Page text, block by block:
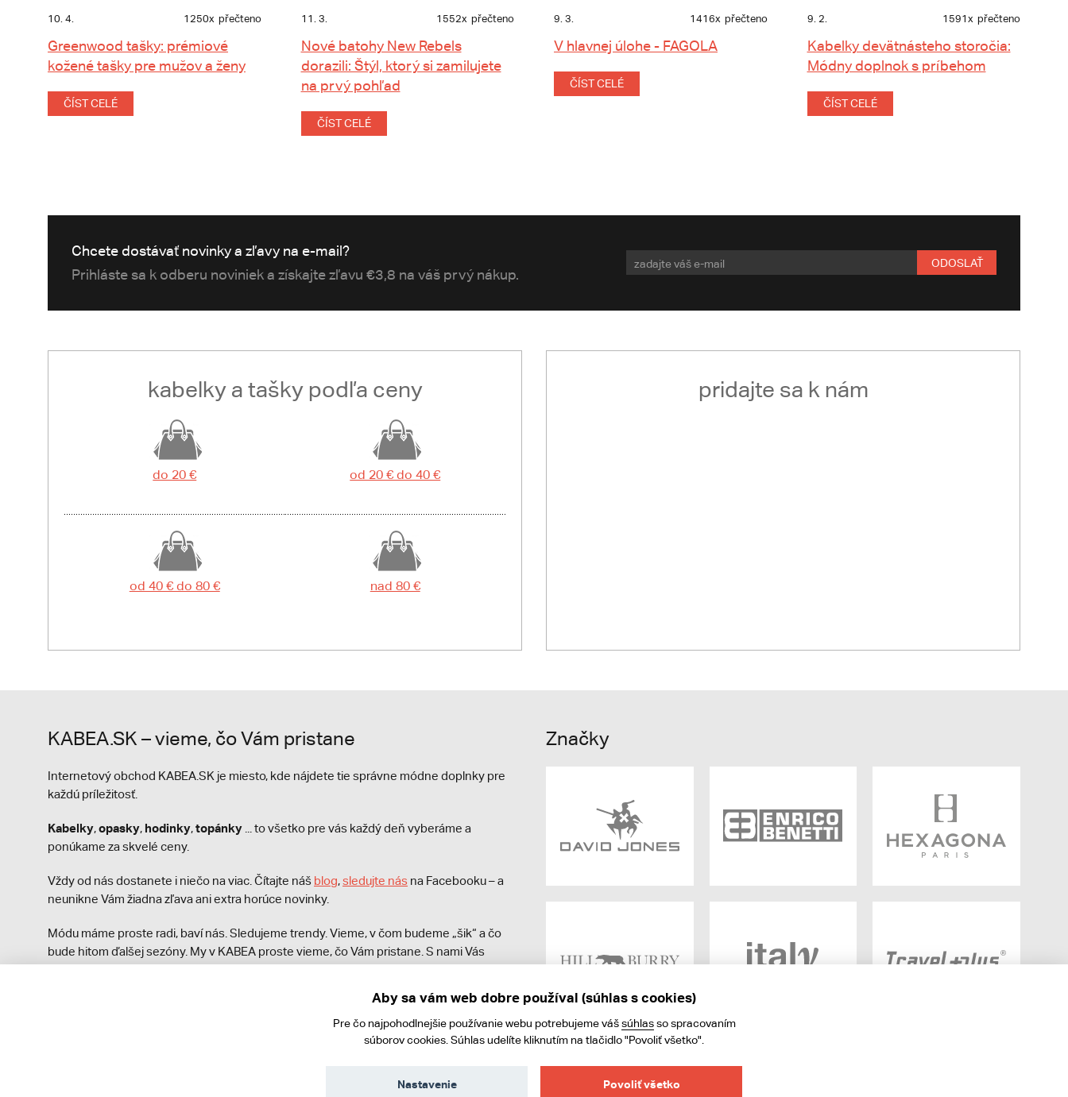
10. 4. 1250x přečteno
Greenwood tašky: prémiové
kožené tašky pre mužov a ženy
ČÍST CELÉ
11. 3. 1552x přečteno
Nové batohy New Rebels
dorazili: Štýl, ktorý si zamilujete
na prvý pohľad
ČÍST CELÉ
9. 3. 1416x přečteno
V hlavnej úlohe - FAGOLA
ČÍST CELÉ
9. 2. 1591x přečteno
Kabelky devätnásteho storočia:
Módny doplnok s príbehom
ČÍST CELÉ
Chcete dostávať novinky a zľavy na e-mail?
Prihláste sa k odberu noviniek a získajte zľavu €3,8 na váš prvý nákup.
ODOSLAŤ
kabelky a tašky podľa ceny
do 20 € od 20 € do 40 €
od 40 € do 80 € nad 80 €
pridajte sa k nám
KABEA.SK – vieme, čo Vám pristane
Internetový obchod KABEA.SK je miesto, kde nájdete tie správne módne doplnky pre
každú príležitosť.
Kabelky,opasky, hodinky,topánky ... to všetko pre vás každý deň vyberáme a
ponúkame za skvelé ceny.
Vždy od nás dostanete i niečo na viac. Čítajte náš blog,sledujte nás na Facebooku – a
neunikne Vám žiadna zľava ani extra horúce novinky.
Módu máme proste radi, baví nás. Sledujeme trendy. Vieme, v čom budeme „šik“ a čo
bude hitom ďalšej sezóny. My v KABEA proste vieme, čo Vám pristane. S nami Vás
Značky
Aby sa vám web dobre používal (súhlas s cookies)
Pre čo najpohodlnejšie používanie webu potrebujeme vášsúhlasso spracovaním
súborov cookies. Súhlas udelíte kliknutím na tlačidlo "Povoliť všetko".
Povoliť všetko
Nastavenie